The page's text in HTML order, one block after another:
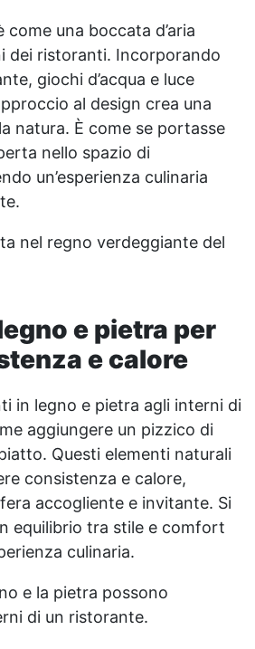
una boccata d’aria
dei ristoranti. Incorporando
giochi d’acqua e luce
al design crea una
natura. È come se portasse
nello spazio di
un’esperienza culinaria
nel regno verdeggiante del
e pietra per
e calore
in legno e pietra agli interni di
aggiungere un pizzico di
Questi elementi naturali
consistenza e calore,
accogliente e invitante. Si
equilibrio tra stile e comfort
culinaria.
e la pietra possono
di un ristorante.